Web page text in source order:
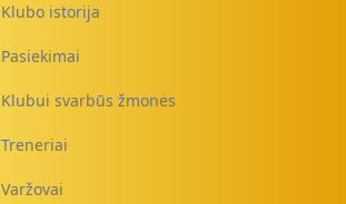
Klubo istorija
Pasiekimai
Klubui svarbūs žmonės
Treneriai
Varžovai